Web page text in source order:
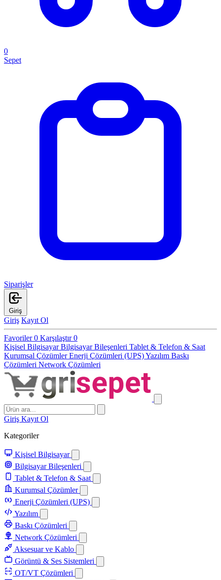
0
Sepet
Siparişler
Giriş
Giriş Kayıt Ol
Favoriler0 Karşılaştır0
Kişisel BilgisayarBilgisayar Bileşenleri Tablet & Telefon & Saat
Kurumsal ÇözümlerEnerji Çözümleri (UPS)Yazılım Baskı
Çözümleri Network Çözümleri
Giriş Kayıt Ol
Kategoriler
Kişisel Bilgisayar
Bilgisayar Bileşenleri
Tablet & Telefon & Saat
Kurumsal Çözümler
Enerji Çözümleri (UPS)
Yazılım
Baskı Çözümleri
Network Çözümleri
Aksesuar ve Kablo
Görüntü & Ses Sistemleri
OT/VT Çözümleri